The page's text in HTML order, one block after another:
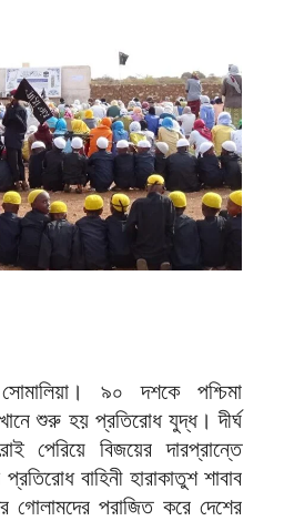
৯০ দশকে পশ্চিমা
শুরু হয় প্রতিরোধ যুদ্ধ। দীর্ঘ
পেরিয়ে বিজয়ের দারপ্রান্তে
বাহিনী হারাকাতুশ শাবাব
গোলামদের পরাজিত করে দেশের